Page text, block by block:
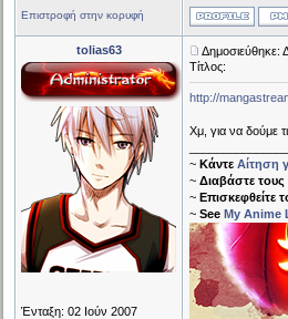
Επιστροφή στην κορυφή
tolias63
Ένταξη: 02 Ιούν 2007
Δημοσιεύθηκε:
Τίτλος:
http://
Χμ, για να δούμε
~ Κάντε Αίτηση
~ Διαβάστε τους
~ Επισκεφθείτε
~ See My Anime